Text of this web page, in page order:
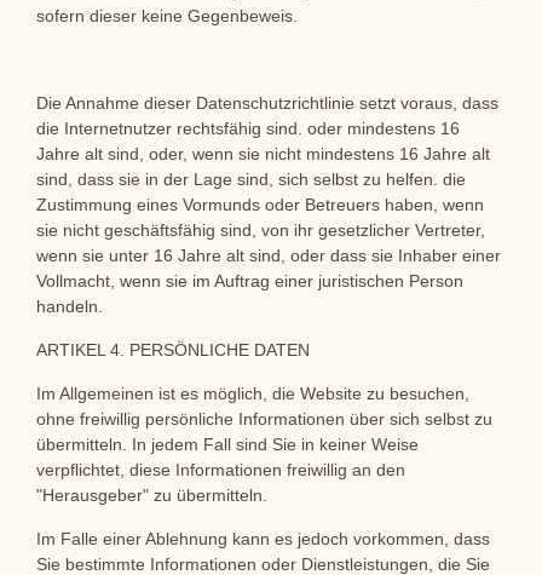
sofern dieser keine Gegenbeweis.
Die Annahme dieser Datenschutzrichtlinie setzt voraus, dass
die Internetnutzer rechtsfähig sind. oder mindestens 16
Jahre alt sind, oder, wenn sie nicht mindestens 16 Jahre alt
sind, dass sie in der Lage sind, sich selbst zu helfen. die
Zustimmung eines Vormunds oder Betreuers haben, wenn
sie nicht geschäftsfähig sind, von ihr gesetzlicher Vertreter,
wenn sie unter 16 Jahre alt sind, oder dass sie Inhaber einer
Vollmacht, wenn sie im Auftrag einer juristischen Person
handeln.
ARTIKEL 4. PERSÖNLICHE DATEN
Im Allgemeinen ist es möglich, die Website zu besuchen,
ohne freiwillig persönliche Informationen über sich selbst zu
übermitteln. In jedem Fall sind Sie in keiner Weise
verpflichtet, diese Informationen freiwillig an den
"Herausgeber" zu übermitteln.
Im Falle einer Ablehnung kann es jedoch vorkommen, dass
Sie bestimmte Informationen oder Dienstleistungen, die Sie